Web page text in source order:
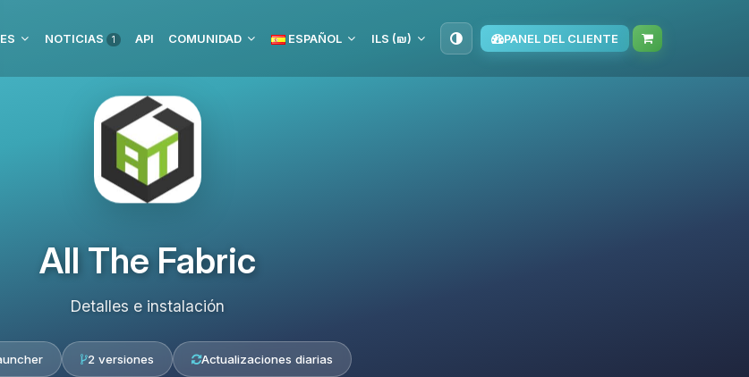
NOTICIAS 1 API COMUNIDAD ESPAÑOL ILS (₪) PANEL DEL CLIENTE
All The Fabric
Detalles e instalación
2 versiones Actualizaciones diarias